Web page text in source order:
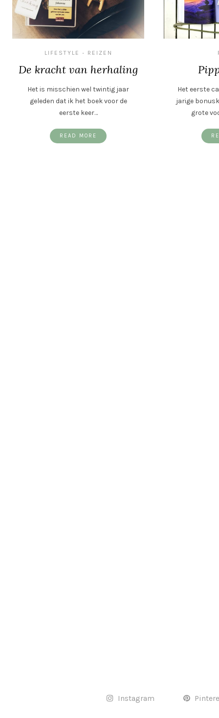
LIFESTYLE • REIZEN
De kracht van herhaling
Het is misschien wel twintig jaar
geleden dat ik het boek voor de
eerste keer…
READ MORE
Het eerste
jarige
grote
Instagram